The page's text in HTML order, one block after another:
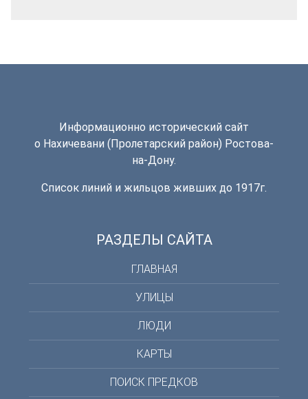
Информационно исторический сайт
о Нахичевани (Пролетарский район) Ростова-
на-Дону.
Список линий и жильцов живших до 1917г.
РАЗДЕЛЫ САЙТА
ГЛАВНАЯ
УЛИЦЫ
ЛЮДИ
КАРТЫ
ПОИСК ПРЕДКОВ